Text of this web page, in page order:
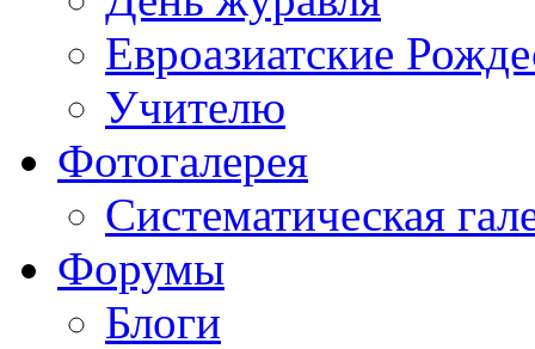
Евроазиатские
Учителю
Фотогалерея
Систематическая
Форумы
Блоги